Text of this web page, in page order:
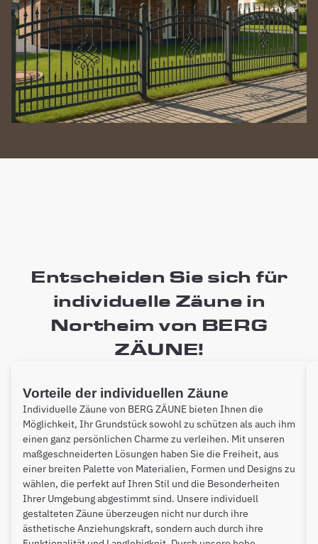
Entscheiden Sie sich für
individuelle Zäune in
Northeim von BERG
ZÄUNE!
Vorteile der individuellen Zäune
Individuelle Zäune von BERG ZÄUNE bieten Ihnen die
Möglichkeit, Ihr Grundstück sowohl zu schützen als auch ihm
einen ganz persönlichen Charme zu verleihen. Mit unseren
maßgeschneiderten Lösungen haben Sie die Freiheit, aus
einer breiten Palette von Materialien, Formen und Designs zu
wählen, die perfekt auf Ihren Stil und die Besonderheiten
Ihrer Umgebung abgestimmt sind. Unsere individuell
gestalteten Zäune überzeugen nicht nur durch ihre
ästhetische Anziehungskraft, sondern auch durch ihre